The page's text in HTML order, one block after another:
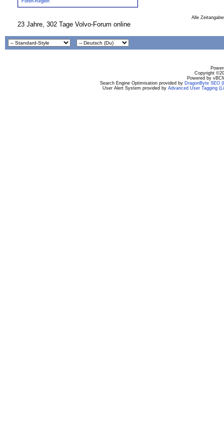
Foren-Regeln
Alle
23 Jahre, 302 Tage Volvo-Forum online
Copyright
Powered by
Search Engine Optimisation provided by DragonByte SEO
User Alert System provided by Advanced User Tagging